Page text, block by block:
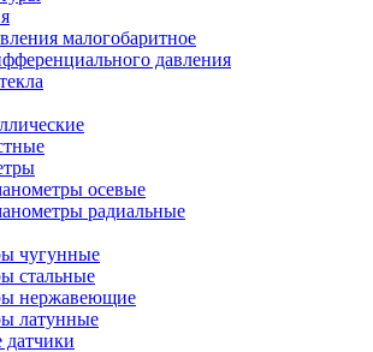
малогобаритное
давления
осевые
радиальные
чугунные
стальные
нержавеющие
латунные
датчики